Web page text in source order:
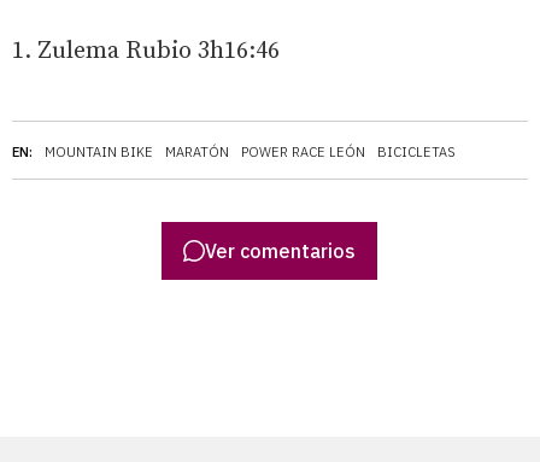
EN: MOUNTAIN BIKE MARATÓN POWER RACE LEÓN BICICLETAS
1. Zulema Rubio 3h16:46
Ver comentarios